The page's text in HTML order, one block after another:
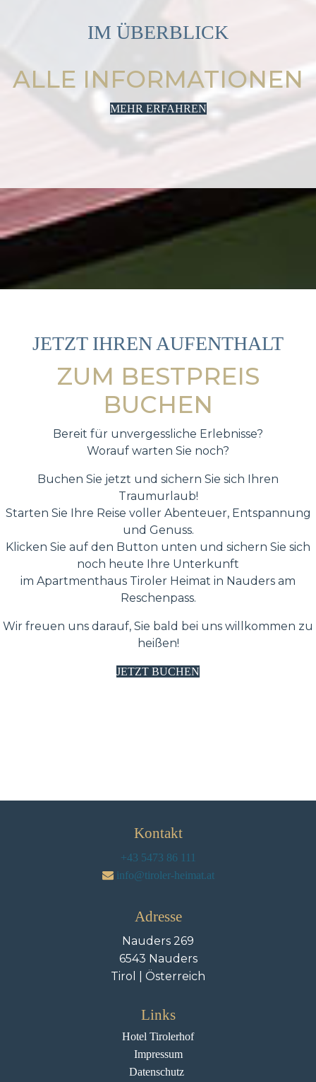
IM ÜBERBLICK
ALLE INFORMATIONEN
MEHR ERFAHREN
JETZT IHREN AUFENTHALT
ZUM BESTPREIS
BUCHEN
Bereit für unvergessliche Erlebnisse?
Worauf warten Sie noch?
Buchen Sie jetzt und sichern Sie sich Ihren
Traumurlaub!
Starten Sie Ihre Reise voller Abenteuer, Entspannung
und Genuss.
Klicken Sie auf den Button unten und sichern Sie sich
noch heute Ihre Unterkunft
im Apartmenthaus Tiroler Heimat in Nauders am
Reschenpass.
Wir freuen uns darauf, Sie bald bei uns willkommen zu
heißen!
JETZT BUCHEN
Kontakt
+43 5473 86 111
info@tiroler-heimat.at
Adresse
Nauders 269
6543 Nauders
Tirol | Österreich
Links
Hotel Tirolerhof
Impressum
Datenschutz